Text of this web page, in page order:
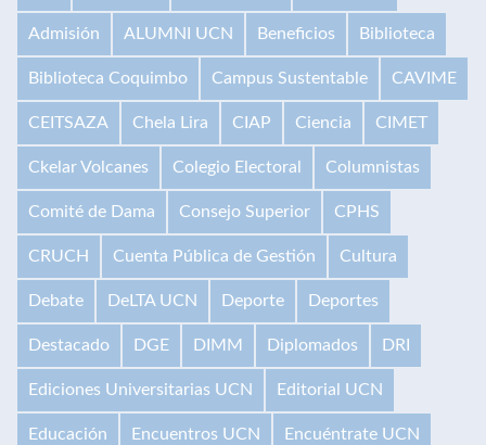
Admisión ALUMNI UCN Beneficios Biblioteca
Biblioteca Coquimbo Campus Sustentable CAVIME
CEITSAZA Chela Lira CIAP Ciencia CIMET
Ckelar Volcanes Colegio Electoral Columnistas
Comité de Dama Consejo Superior CPHS
CRUCH Cuenta Pública de Gestión Cultura
Debate DeLTA UCN Deporte Deportes
Destacado DGE DIMM Diplomados DRI
Ediciones Universitarias UCN Editorial UCN
Educación Encuentros UCN Encuéntrate UCN